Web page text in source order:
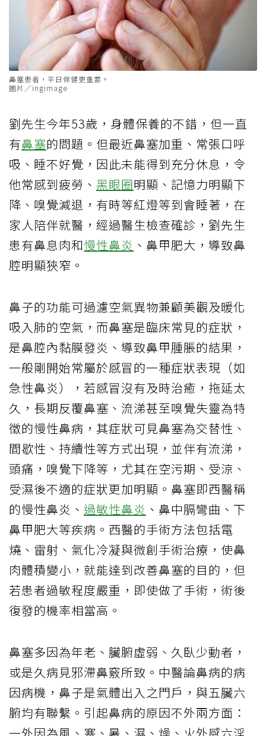
鼻塞患者，平日保健更重要。
圖片／ingimage
劉先生今年53歲，身體保養的不錯，但一直
有鼻塞的問題。但最近鼻塞加重、常張口呼
吸、睡不好覺，因此未能得到充分休息，令
他常感到疲勞、 黑眼圈明顯、記憶力明顯下
降、嗅覺減退，有時等紅燈等到會睡著，在
家人陪伴就醫，經過醫生檢查確診，劉先生
患有鼻息肉和慢性鼻炎 、鼻甲肥大，導致鼻
腔明顯狹窄。
鼻子的功能可過濾空氣異物兼顧美觀及暖化
吸入肺的空氣，而鼻塞是臨床常見的症狀，
是鼻腔內黏膜發炎、導致鼻甲腫脹的結果，
一般剛開始常屬於感冒的一種症狀表現（如
急性鼻炎），若感冒沒有及時治癒，拖延太
久，長期反覆鼻塞、流涕甚至嗅覺失靈為特
徵的慢性鼻病，其症狀可見鼻塞為交替性、
間歇性、持續性等方式出現，並伴有流涕，
頭痛，嗅覺下降等，尤其在空污期、受涼、
受濕後不適的症狀更加明顯。鼻塞即西醫稱
的慢性鼻炎、 過敏性鼻炎 、鼻中膈彎曲、下
鼻甲肥大等疾病。西醫的手術方法包括電
燒、雷射、氣化冷凝與微創手術治療，使鼻
肉體積變小，就能達到改善鼻塞的目的，但
若患者過敏程度嚴重，即使做了手術，術後
復發的機率相當高。
鼻塞多因為年老、臟腑虛弱、久臥少動者，
或是久病見邪滯鼻竅所致。中醫論鼻病的病
因病機，鼻子是氣體出入之門戶，與五臟六
腑均有聯繫。引起鼻病的原因不外兩方面：